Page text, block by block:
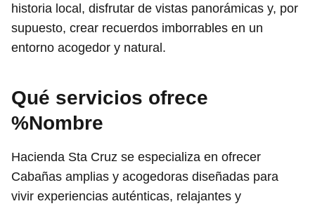
historia local, disfrutar de vistas panorámicas y, por
supuesto, crear recuerdos imborrables en un
entorno acogedor y natural.
Qué servicios ofrece
%Nombre
Hacienda Sta Cruz se especializa en ofrecer
Cabañas amplias y acogedoras diseñadas para
vivir experiencias auténticas, relajantes y